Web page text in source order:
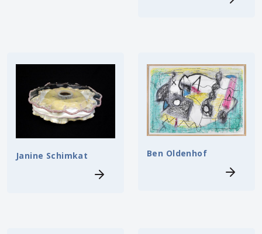
Janine Schimkat Ben Oldenhof